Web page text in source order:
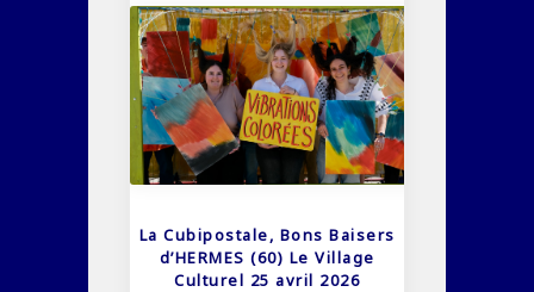
La Cubipostale, Bons Baisers
d’HERMES (60) Le Village
Culturel 25 avril 2026